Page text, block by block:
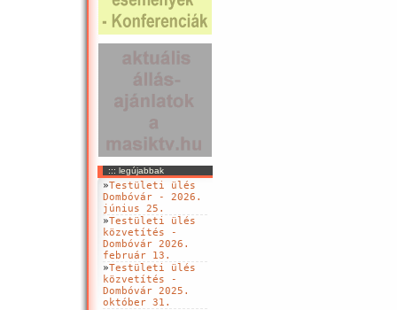
::: legújabbak
»Testületi ülés
Dombóvár - 2026.
június 25.
»Testületi ülés
közvetítés -
Dombóvár 2026.
február 13.
»Testületi ülés
közvetítés -
Dombóvár 2025.
október 31.